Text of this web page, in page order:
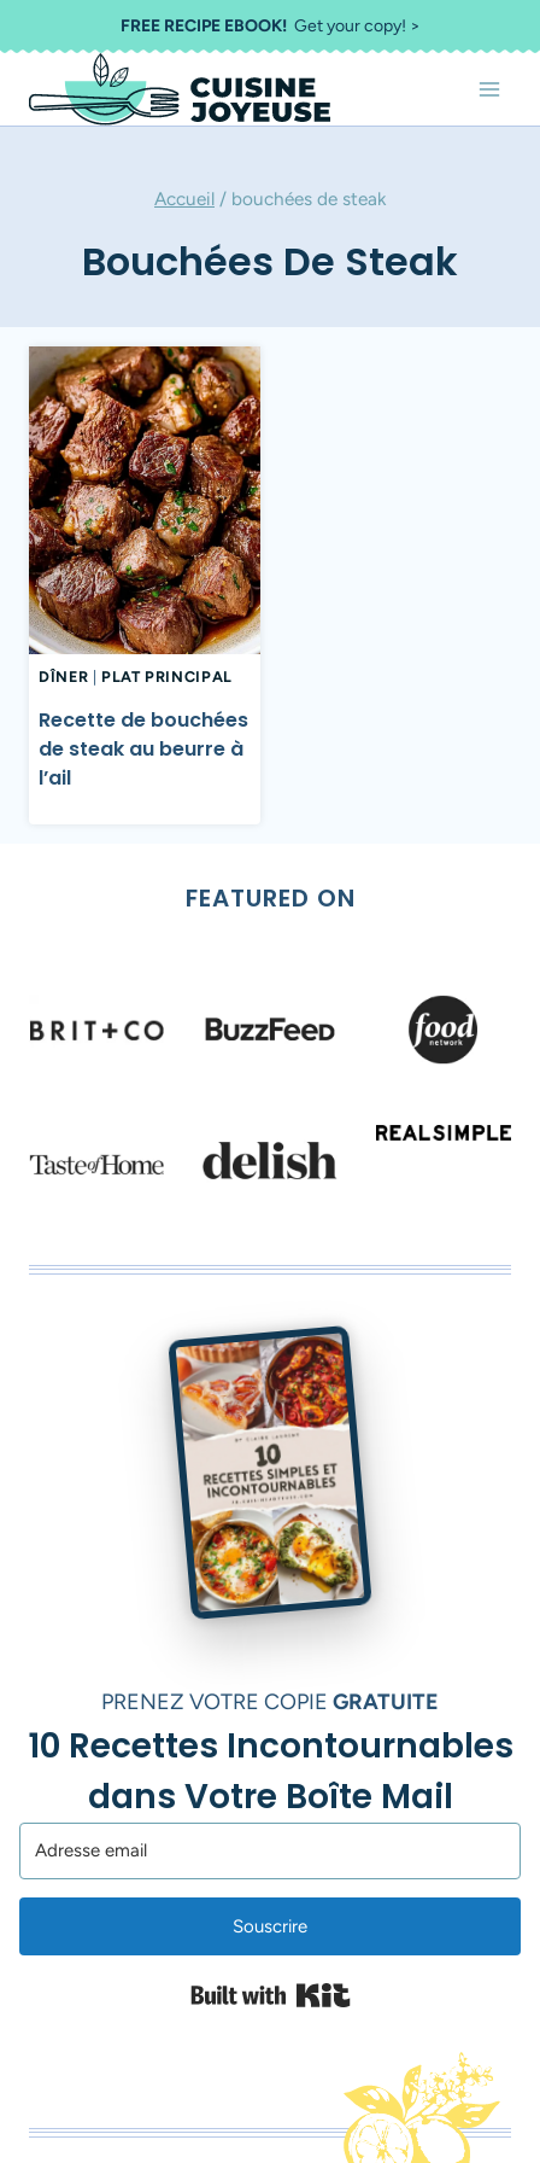
au
contenu
FREE RECIPE EBOOK!Get your copy! >
Accueil / bouchées de steak
Bouchées De Steak
DÎNER PLAT PRINCIPAL
Recette de bouchées
de steak au beurre à
l’ail
FEATURED ON
PRENEZ VOTRE COPIE GRATUITE
10 Recettes Incontournables
dans Votre Boîte Mail
Souscrire
Built with Kit